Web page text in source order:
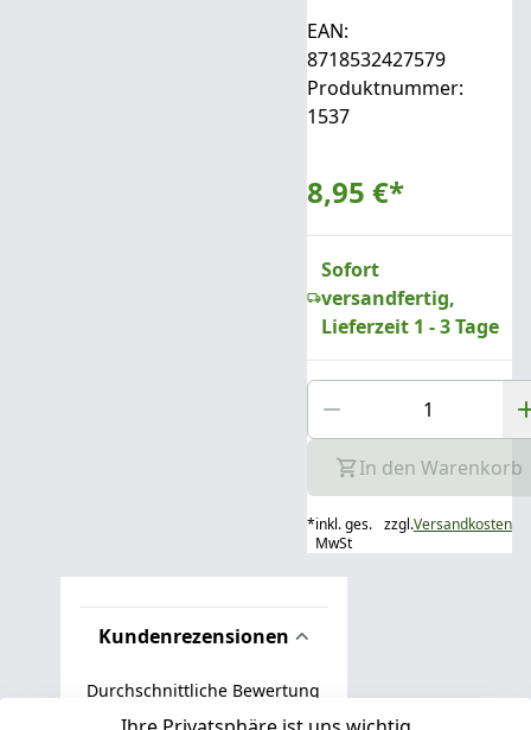
EAN:
8718532427579
Produktnummer:
1537
8,95 €*
Sofort
versandfertig,
Lieferzeit 1 - 3 Tage
In den Warenkorb
*inkl. ges.
MwSt
zzgl.Versandkosten
Kundenrezensionen
Durchschnittliche Bewertung
0